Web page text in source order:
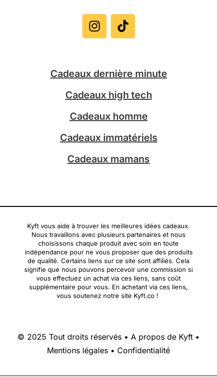
n
s
t
r
a
m
i
k
t
Cadeaux dernière minute
Cadeaux high tech
Cadeaux homme
Cadeaux immatériels
Cadeaux mamans
Kyft vous aide à trouver les meilleures idées cadeaux.
Nous travaillons avec plusieurs partenaires et nous
choisissons chaque produit avec soin en toute
indépendance pour ne vous proposer que des produits
de qualité. Certains liens sur ce site sont affiliés. Cela
signifie que nous pouvons percevoir une commission si
vous effectuez un achat via ces liens, sans coût
supplémentaire pour vous. En achetant via ces liens,
vous soutenez notre site Kyft.co !
© 2025 Tout droits réservés • A propos de Kyft •
Mentions légales • Confidentialité